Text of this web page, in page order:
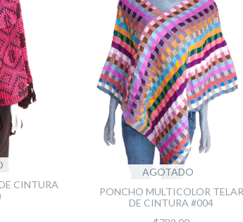
CINTURA
AGOTADO
PONCHO MULTICOLOR TELAR
DE CINTURA #004